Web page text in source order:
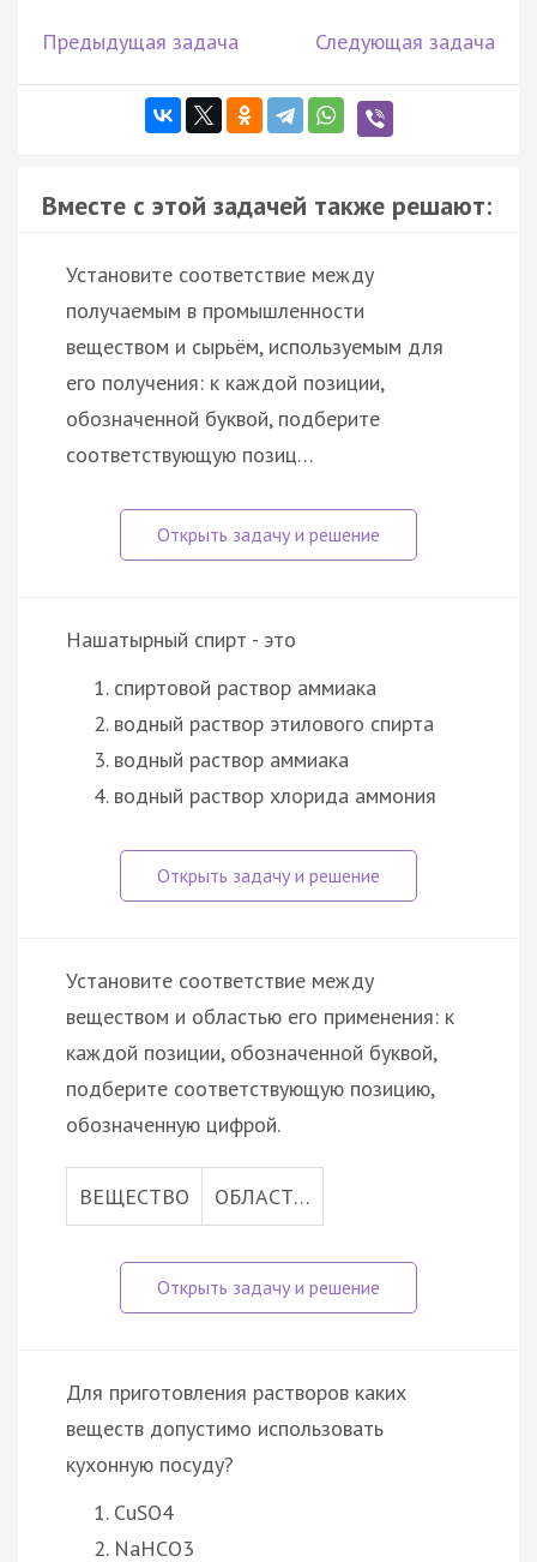
Предыдущая задача Следующая задача
Вместе с этой задачей также решают:
Установите соответствие между
получаемым в промышленности
веществом и сырьём, используемым для
его получения: к каждой позиции,
обозначенной буквой, подберите
соответствующую позиц…
Нашатырный спирт - это
спиртовой раствор аммиака
водный раствор этилового спирта
водный раствор аммиака
водный раствор хлорида аммония
Установите соответствие между
веществом и областью его применения: к
каждой позиции, обозначенной буквой,
подберите соответствующую позицию,
обозначенную цифрой.
ВЕЩЕСТВО ОБЛАСТ…
Для приготовления растворов каких
веществ допустимо использовать
кухонную посуду?
CuSO4
NaHCO3